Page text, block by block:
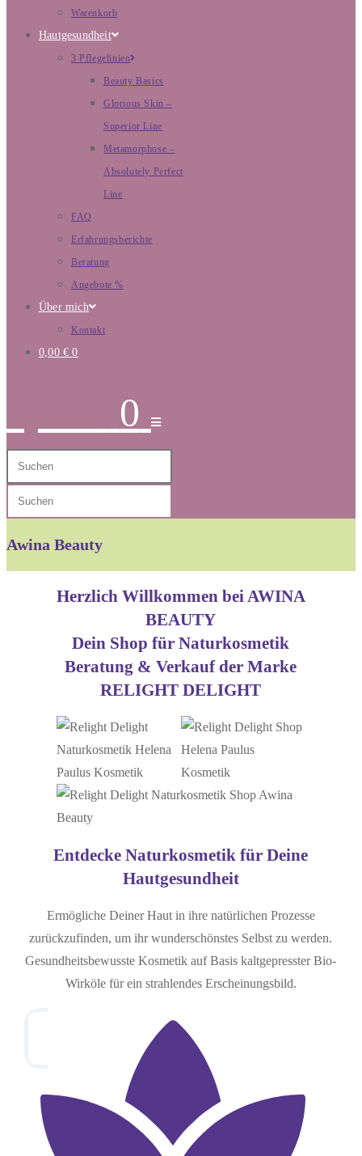
Warenkorb
Hautgesundheit
3 Pflegelinien
Beauty Basics
Glorious Skin –
Superior Line
Metamorphose –
Absolutely Perfect
Line
FAQ
Erfahrungsberichte
Beratung
Angebote %
Über mich
Kontakt
0,00 € 0
0
Diese
Website
durchsuchen
Escape
search
panel.
Escape
panel.
Awina Beauty
Herzlich Willkommen bei AWINA
BEAUTY
Dein Shop für Naturkosmetik
Beratung & Verkauf der Marke
RELIGHT DELIGHT
Entdecke Naturkosmetik für Deine
Hautgesundheit
Ermögliche Deiner Haut in ihre natürlichen Prozesse
zurückzufinden, um ihr wunderschönstes Selbst zu werden.
Gesundheitsbewusste Kosmetik auf Basis kaltgepresster Bio-
Wirköle für ein strahlendes Erscheinungsbild.